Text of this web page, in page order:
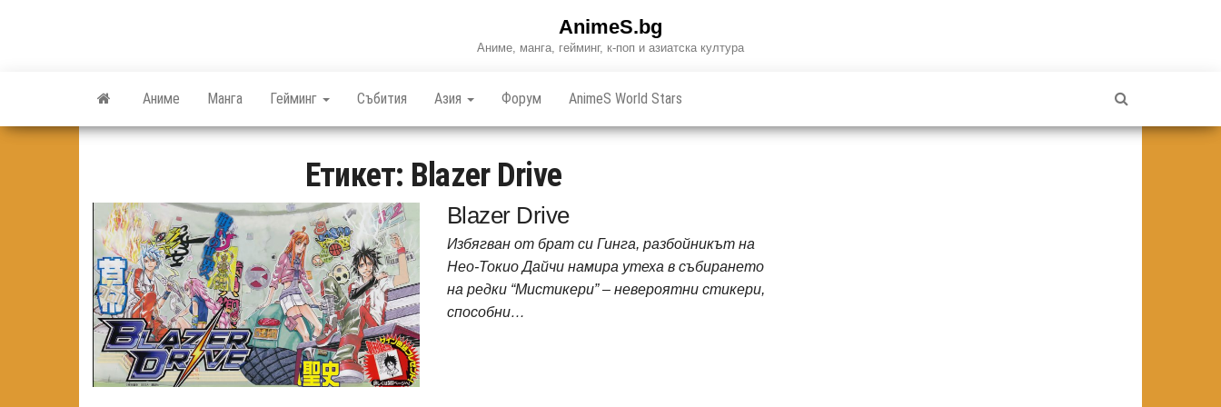
AnimeS.bg
Аниме, манга, гейминг, к-поп и азиатска култура
Аниме Манга Гейминг Събития Азия Форум AnimeS World Stars
Етикет: Blazer Drive
Blazer Drive
Избягван от брат си Гинга, разбойникът на
Нео-Токио Дайчи намира утеха в събирането
на редки “Мистикери” – невероятни стикери,
способни…